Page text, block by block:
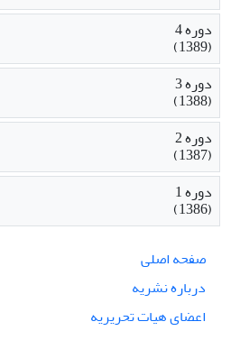
دوره 4
(1389)
دوره 3
(1388)
دوره 2
(1387)
دوره 1
(1386)
صفحه اصلی
درباره نشریه
اعضای هیات تحریریه